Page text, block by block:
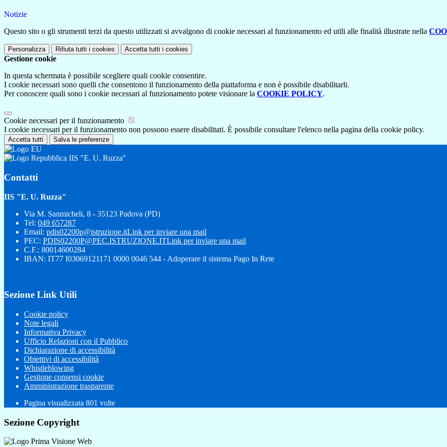
Notizie
Questo sito o gli strumenti terzi da questo utilizzati si avvalgono di cookie necessari al funzionamento ed utili alle finalità illustrate nella
Personalizza Rifiuta tutti i cookies Accetta tutti i cookies
Gestione cookie
In questa schermata è possibile scegliere quali cookie consentire.
I cookie necessari sono quelli che consentono il funzionamento della piattaforma e non è possibile disabilitarli.
Per conoscere quali sono i cookie necessari al funzionamento potete visionare la COOKIE POLICY.
Cookie necessari per il funzionamento
I cookie necessari per il funzionamento non possono essere disabilitati. È possibile consultare l'elenco nella pagina della cookie policy.
Accetta tutti Salva le preferenze
IIS "E. U. Ruzza"
Contatti
IIS "E. U. Ruzza"
Via M. Sanmicheli, 8 - 35123 Padova (PD)
Tel: 049 657287
Email: pdis02200p@istruzione.itLink per inviare una mail
PEC: PDIS02200P@PEC.ISTRUZIONE.ITLink per inviare una mail
C.F.: 80014600284
IBAN: IT77 I03069121171 0000 0046 544 - Adoperare il sistema Pago In Rete
Sezione Link Utili
Cookie policy
Note legali
Informativa Privacy
Ufficio Relazioni con il Pubblico
Dichiarazione di accessibilità
Obiettivi di accessibilità
Whistleblowing
Gestione consensi cookie
Amministrazione trasparente
Pagina visualizzata 801 volte
Sezione Copyright